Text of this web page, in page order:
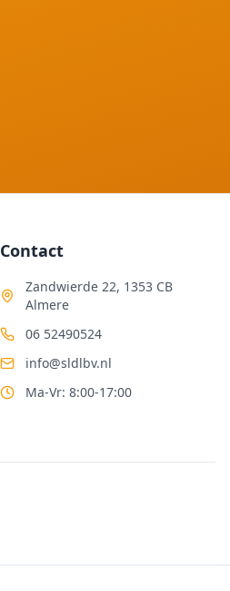
Contact
Zandwierde 22, 1353 CB
Almere
06 52490524
info@sldlbv.nl
Ma-Vr: 8:00-17:00